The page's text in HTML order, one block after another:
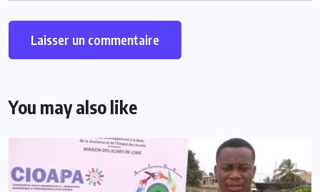
You may also like